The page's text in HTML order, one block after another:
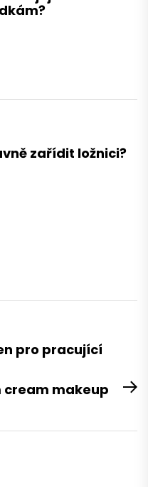
zařídit ložnici?
pro pracující
cream makeup